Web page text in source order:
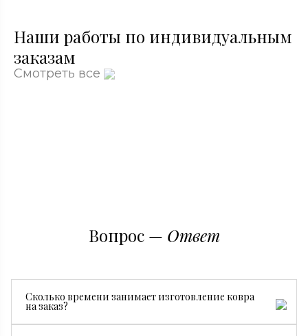
Наши работы по индивидуальным
заказам
Смотреть все
Вопрос — Ответ
Сколько времени занимает изготовление ковра
на заказ?